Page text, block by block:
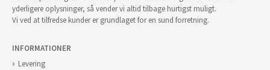
yderligere oplysninger, så vender vi altid tilbage hurtigst muligt.
Vi ved at tilfredse kunder er grundlaget for en sund forretning.
INFORMATIONER
Levering